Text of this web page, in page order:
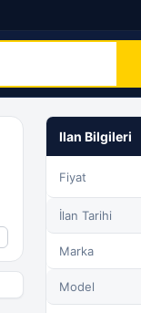
Fiyat
İlan Tarihi
Marka
Model